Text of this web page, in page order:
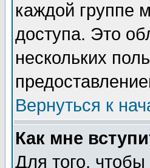
каждой группе
доступа. Это
нескольких
Вернуться к
Как мне
Для того,